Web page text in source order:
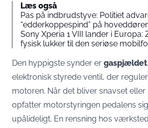
Læs også
Pas på indbrudstyve: Politiet
“edderkoppespind” på
Sony Xperia 1 VIII lander i Europa:
fysisk lukker til den seriøse
Den hyppigste synder er gaspjældet
elektronisk styrede ventil, der
motoren. Når det bliver snavset eller
opfatter motorstyringen pedalens
upålideligt. En rensning hos